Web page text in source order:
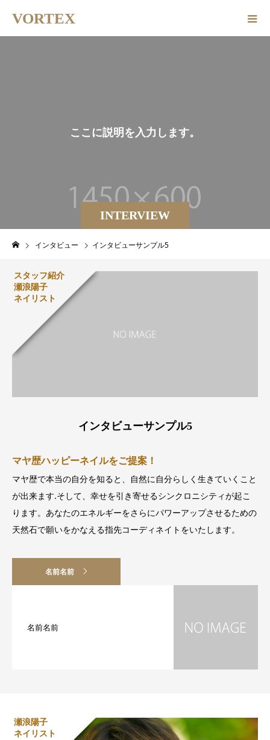
VORTEX
INTERVIEW
こ こ に説明 を 入 力 し ま す。
インタビュー インタビューサンプル5
スタッフ紹介
瀬浪陽子
ネイリスト
インタビューサンプル5
マヤ歴ハッピーネイルをご提案！
マヤ歴で本当の自分を知ると、自然に自分らしく生きていくこと
が出来ます.そして、幸せを引き寄せるシンクロニシティが起こ
ります。あなたのエネルギーをさらにパワーアップさせるための
天然石で願いをかなえる指先コーディネイトをいたします。
名前名前
名前名前
瀬浪陽子
ネイリスト